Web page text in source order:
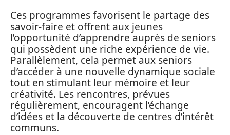
Ces programmes favorisent le partage des
savoir-faire et offrent aux jeunes
l’opportunité d’apprendre auprès de seniors
qui possèdent une riche expérience de vie.
Parallèlement, cela permet aux seniors
d’accéder à une nouvelle dynamique sociale
tout en stimulant leur mémoire et leur
créativité. Les rencontres, prévues
régulièrement, encouragent l’échange
d’idées et la découverte de centres d’intérêt
communs.